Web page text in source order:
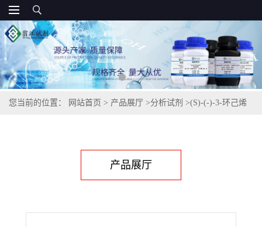
您当前的位置： 网站首页 > 产品展厅 >分析试剂 >(S)-(-)-3-环己烯
产品展厅